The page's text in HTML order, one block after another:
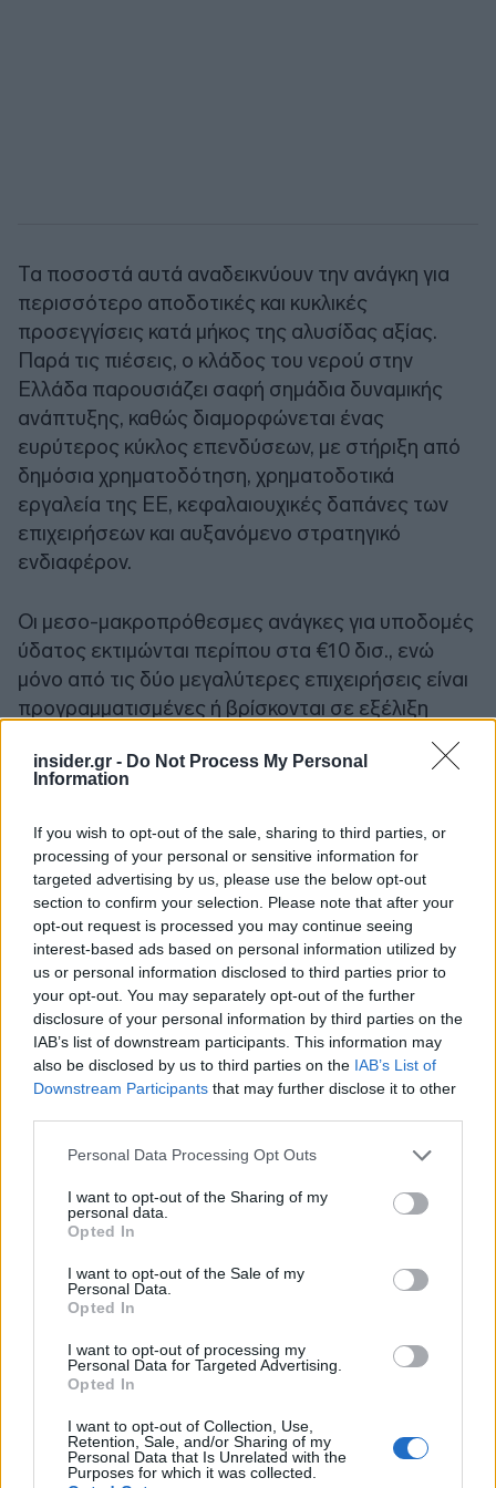
insider.gr - Do Not Process My Personal
Information
If you wish to opt-out of the sale, sharing to third parties, or
processing of your personal or sensitive information for
targeted advertising by us, please use the below opt-out
section to confirm your selection. Please note that after your
opt-out request is processed you may continue seeing
interest-based ads based on personal information utilized by
us or personal information disclosed to third parties prior to
your opt-out. You may separately opt-out of the further
disclosure of your personal information by third parties on the
IAB’s list of downstream participants. This information may
also be disclosed by us to third parties on the IAB’s List of
Downstream Participants that may further disclose it to other
Please note that this website/app uses one or more Google
not limited to your visit or usage behaviour. You may click to
grant or deny consent to Google and its third-party tags to
use your data for below specified purposes in below Google
consent section.
Personal Data Processing Opt Outs
I want to opt-out of the Sharing of my
personal data.
Opted In
I want to opt-out of the Sale of my
Personal Data.
Opted In
I want to opt-out of processing my
Personal Data for Targeted Advertising.
Opted In
I want to opt-out of Collection, Use,
Retention, Sale, and/or Sharing of my
Personal Data that Is Unrelated with the
Purposes for which it was collected.
Τα ποσοστά αυτά αναδεικνύουν την ανάγκη για
περισσότερο αποδοτικές και κυκλικές
προσεγγίσεις κατά μήκος της αλυσίδας αξίας.
Παρά τις πιέσεις, ο κλάδος του νερού στην
Ελλάδα παρουσιάζει σαφή σημάδια δυναμικής
ανάπτυξης, καθώς διαμορφώνεται ένας
ευρύτερος κύκλος επενδύσεων, με στήριξη από
δημόσια χρηματοδότηση, χρηματοδοτικά
εργαλεία της ΕΕ, κεφαλαιουχικές δαπάνες των
επιχειρήσεων και αυξανόμενο στρατηγικό
ενδιαφέρον.
Οι μεσο-μακροπρόθεσμες ανάγκες για υποδομές
ύδατος εκτιμώνται περίπου στα €10 δισ., ενώ
μόνο από τις δύο μεγαλύτερες επιχειρήσεις είναι
προγραμματισμένες ή βρίσκονται σε εξέλιξη
εκσυγχρονισμό και βελτίωση της απόδοσης των
εμπιστοσύνη και η ορατότητα των επενδυτών
αναφορικά με την προοπτική του κλάδου
φαίνεται, επίσης, να ενισχύεται, και αυτό
αντανακλάται και στην επίδοση σε όρους
χρηματιστηριακής αξίας τους τελευταίους μήνες
για τις εισηγμένες εταιρείες που
δραστηριοποιούνται στην αγορά νερού.
Το ρυθμιστικό πλαίσιο δημιουργεί
ευκαιρίες και απαιτήσεις
Οι εξελίξεις στο ρυθμιστικό πλαίσιο αποτελούν
έναν ακόμη βασικό παράγοντα αλλαγής. Η
επέκταση των αρμοδιοτήτων της Ρυθμιστικής
Αρχής Αποβλήτων, Ενέργειας και Υδάτων
(ΡΑΑΕΥ) στις υπηρεσίες που σχετίζονται με τη
διαχείριση των υδάτων, οι αυστηρότερες
έμφαση σε πολιτικές μείωσης του
κατακερματισμού, μετακινούν τον κλάδο από τη
θεωρητική πρόθεση για μεταρρύθμιση, στη φάση
της υλοποίησης.